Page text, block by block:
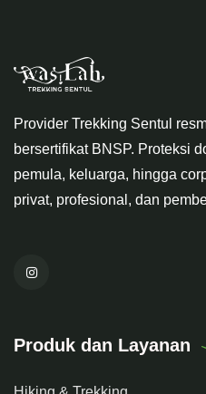
Provider Trekking Sentul
bersertifikat BNSP. Proteksi
pemula, keluarga, hingga
privat, profesional, dan
Produk dan Layanan